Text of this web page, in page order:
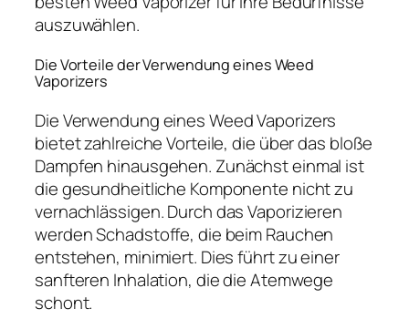
auszuwählen.
Die Vorteile der Verwendung eines Weed
Vaporizers
Die Verwendung eines Weed Vaporizers
bietet zahlreiche Vorteile, die über das bloße
Dampfen hinausgehen. Zunächst einmal ist
die gesundheitliche Komponente nicht zu
vernachlässigen. Durch das Vaporizieren
werden Schadstoffe, die beim Rauchen
entstehen, minimiert. Dies führt zu einer
sanfteren Inhalation, die die Atemwege
schont.